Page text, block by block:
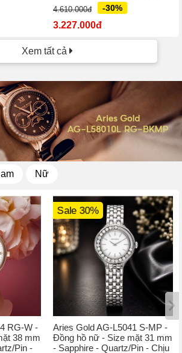
4.610.000đ -30%
3.227.000đ
Xem tất cả
Nữ
RG-W -
38 mm
Pin -
Sale 30%
Aries Gold AG-L5041 S-MP -
Đồng hồ nữ - Size mặt 31 mm
- Sapphire - Quartz/Pin - Chịu